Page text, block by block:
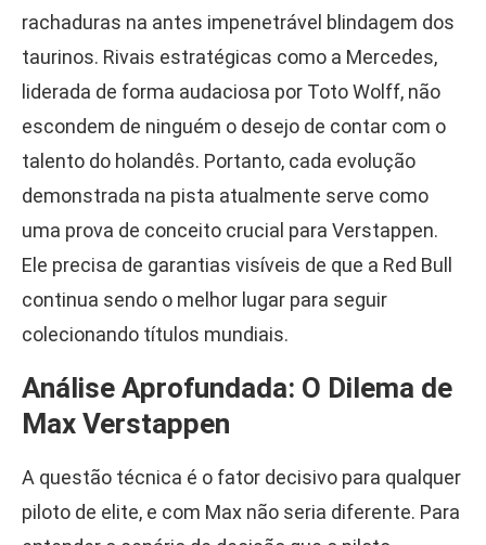
rachaduras na antes impenetrável blindagem dos
taurinos. Rivais estratégicas como a Mercedes,
liderada de forma audaciosa por Toto Wolff, não
escondem de ninguém o desejo de contar com o
talento do holandês. Portanto, cada evolução
demonstrada na pista atualmente serve como
uma prova de conceito crucial para Verstappen.
Ele precisa de garantias visíveis de que a Red Bull
continua sendo o melhor lugar para seguir
colecionando títulos mundiais.
Análise Aprofundada: O Dilema de
Max Verstappen
A questão técnica é o fator decisivo para qualquer
piloto de elite, e com Max não seria diferente. Para